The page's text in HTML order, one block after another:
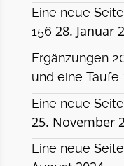
Eine neue
156 28. Januar
Ergänzungen
und eine Taufe
Eine neue
25. November
Eine neue